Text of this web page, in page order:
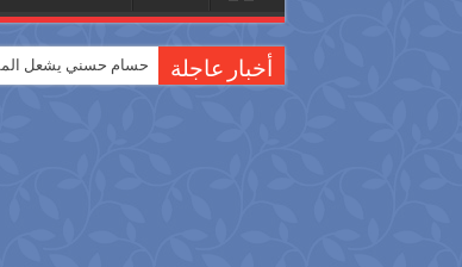
أخبار عاجلة حسام حسني يشعل